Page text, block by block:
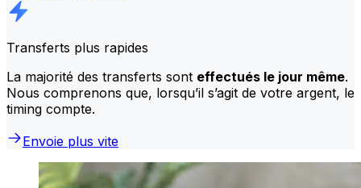
Transferts plus rapides
La majorité des transferts sont effectués le jour même.
Nous comprenons que, lorsqu’il s’agit de votre argent, le
timing compte.
Envoie plus vite